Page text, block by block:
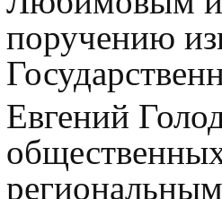
поручению
Евгений